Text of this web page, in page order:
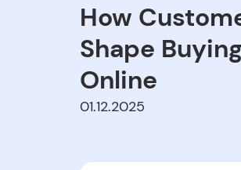
How
Shape
Online
01.12.2025